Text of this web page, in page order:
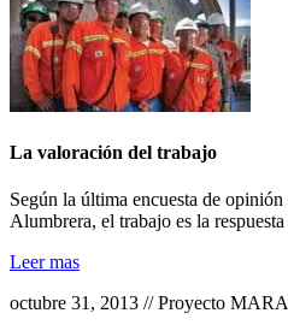
La valoración del trabajo
Según la última encuesta de
Alumbrera, el trabajo es la
Leer mas
octubre 31, 2013 // Proyecto MARA